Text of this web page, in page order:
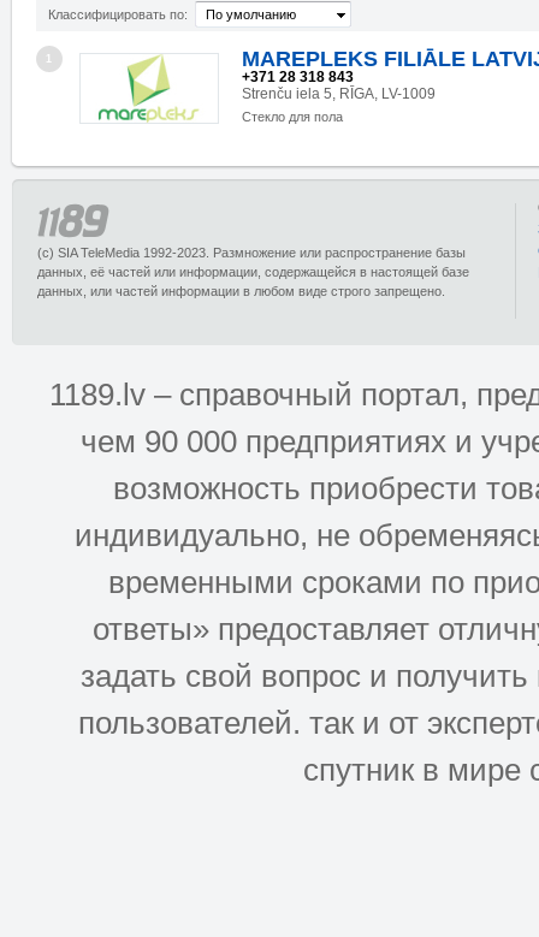
Классифицировать по: По умолчанию
1 MAREPLEKS FILIĀLE
+371 28 318 843
Strenču iela 5, RĪGA, LV-1009
Стекло для пола
(c) SIA TeleMedia 1992-2023. Размножение или распространение базы
данных, её частей или информации, содержащейся в настоящей базе
данных, или частей информации в любом виде строго запрещено.
1189.lv – справочный портал,
чем 90 000 предприятиях и
возможность приобрести
индивидуально, не
временными сроками по
ответы» предоставляет
задать свой вопрос и
пользователей. так и от
спутник в